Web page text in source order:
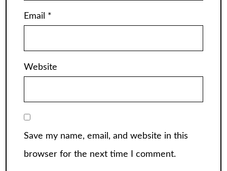
Email *
Website
Save my name, email, and website in this
browser for the next time I comment.